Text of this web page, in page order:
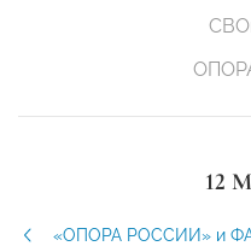
12
«ОПОРА РОССИИ» и